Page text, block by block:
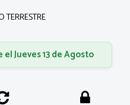
el Jueves 13 de Agosto